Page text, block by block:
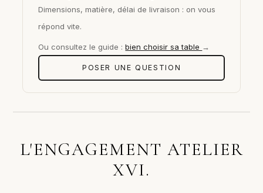
Dimensions, matière, délai de livraison : on vous
répond vite.
Ou consultez le guide :bien choisir sa table →
POSER UNE QUESTION
L'ENGAGEMENT ATELIER
XVI.